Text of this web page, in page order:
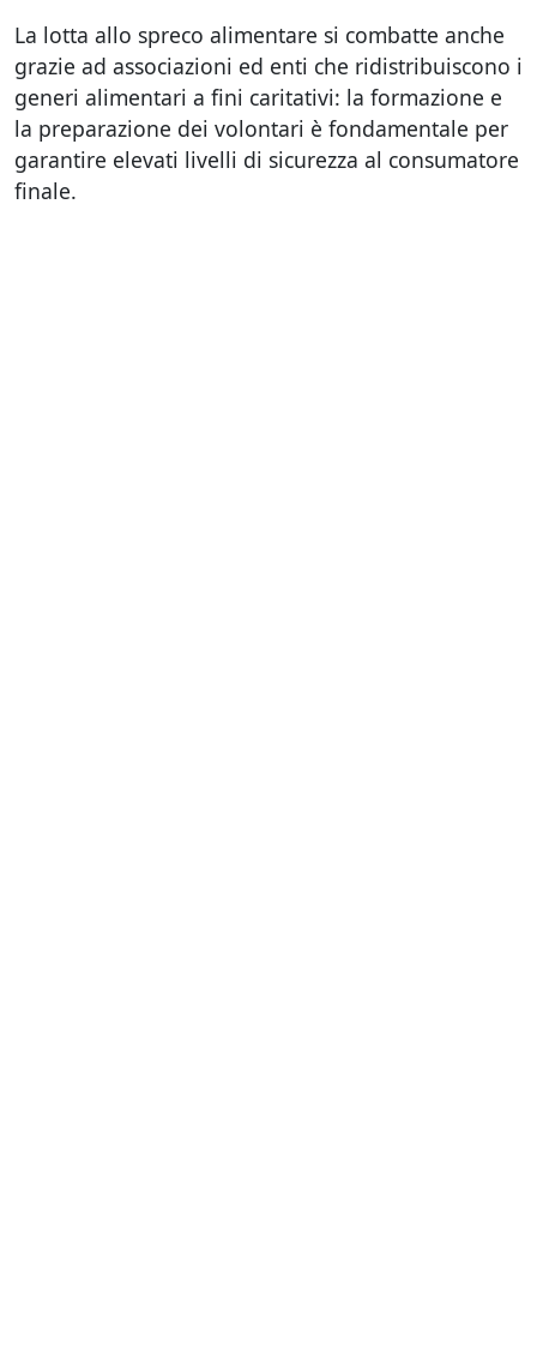
La lotta allo spreco alimentare si combatte anche
grazie ad associazioni ed enti che ridistribuiscono i
generi alimentari a fini caritativi: la formazione e
la preparazione dei volontari è fondamentale per
garantire elevati livelli di sicurezza al consumatore
finale.